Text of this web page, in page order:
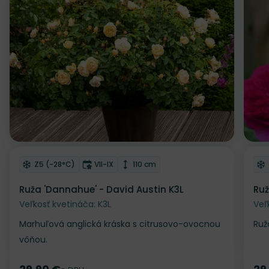
Odober do zoznamu želaní
Mrazuvzdornosť
Z5 (-28°C) Doba kvitnutia
VII-IX Výška rastliny
110 cm
Ruža 'Dannahue' - David Austin K3L
Veľkosť kvetináča: K3L
Marhuľová anglická kráska s citrusovo-ovocnou
vôňou.